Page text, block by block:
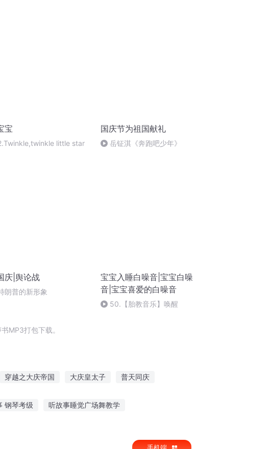
宝
little star
国庆节为祖国献礼
岳钲淇《奔跑吧少年》
庆|舆论战
朗普的新形象
宝宝入睡白噪音|宝宝白噪
音|宝宝喜爱的白噪音
50.【胎教音乐】唤醒
MP3打包下载。
穿越之大庆帝国 大庆皇太子 普天同庆
钢琴考级 听故事睡觉广场舞教学